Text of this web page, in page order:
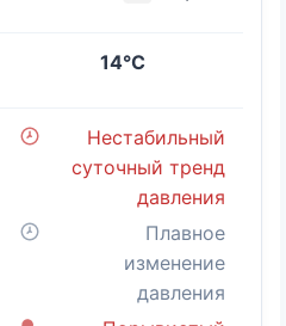
14°C
Нестабильный
суточный тренд
давления
Плавное
изменение
давления